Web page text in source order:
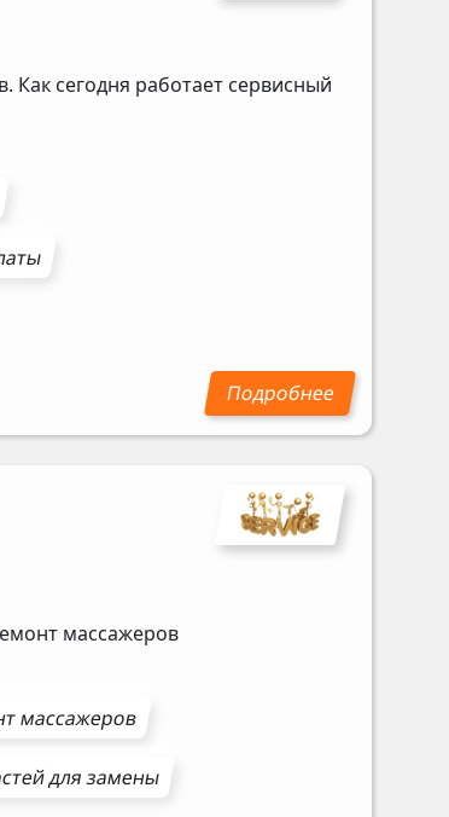
Как сегодня работает сервисный
массажеров
массажеров
для замены